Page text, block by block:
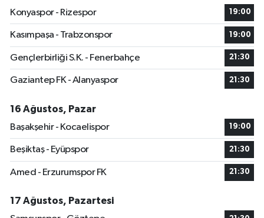
Konyaspor - Rizespor
19:00
Kasımpaşa - Trabzonspor 19:00
Gençlerbirliği S.K. - Fenerbahçe 21:30
Gaziantep FK - Alanyaspor 21:30
16 Ağustos, Pazar
Başakşehir - Kocaelispor
19:00
Beşiktaş - Eyüpspor 21:30
Amed - Erzurumspor FK 21:30
17 Ağustos, Pazartesi